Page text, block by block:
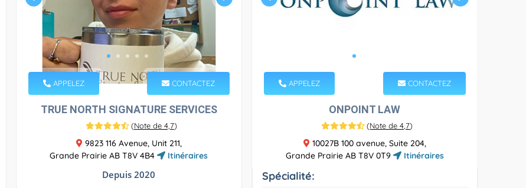
APPELEZ CONTACTEZ
TRUE NORTH SIGNATURE SERVICES
(Note de 4,7)
9823 116 Avenue, Unit 211,
Grande Prairie AB T8V 4B4
Itinéraires
Depuis 2020
APPELEZ CONTACTEZ
ONPOINT LAW
(Note de 4,7)
10027B 100 avenue, Suite 204,
Grande Prairie AB T8V 0T9
Itinéraires
Spécialité: